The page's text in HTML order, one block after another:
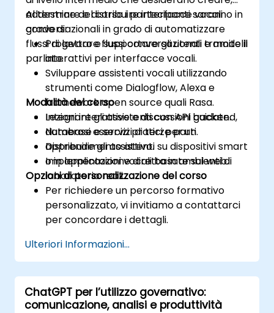
addestrare e distribuire interfacce vocali
conversazionali in grado di automatizzare
flussi di lavoro e supportare gli utenti tramite il
parlato.
Al termine del corso i partecipanti saranno in
grado di:
Progettare flussi conversazionali e modelli
interattivi per interfacce vocali.
Sviluppare assistenti vocali utilizzando
strumenti come Dialogflow, Alexa e
framework open source quali Rasa.
Integrare gli assistenti con API backend,
database e servizi di terze parti.
Distribuire gli assistenti su dispositivi smart
o in applicazioni vocali basate sul web.
Modalità del corso
Lezioni interattive e discussioni guidate.
Numerosi esercizi pratici per un
apprendimento attivo.
Implementazione diretta in ambienti di
laboratorio reali.
Opzioni di personalizzazione del corso
Per richiedere un percorso formativo
personalizzato, vi invitiamo a contattarci
per concordare i dettagli.
Ulteriori Informazioni...
ChatGPT per l’utilizzo governativo:
comunicazione, analisi e produttività